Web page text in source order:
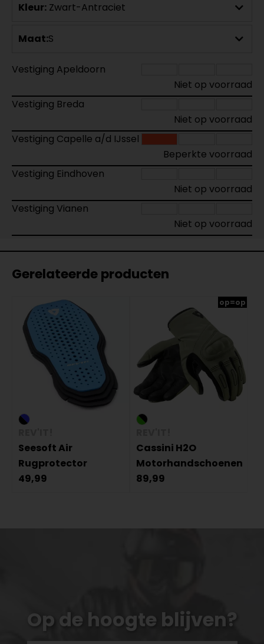
Kleur: Zwart-Antraciet
Maat:S
Vestiging Apeldoorn
Niet op voorraad
Vestiging Breda
Niet op voorraad
Vestiging Capelle a/d IJssel
Beperkte voorraad
Vestiging Eindhoven
Niet op voorraad
Vestiging Vianen
Niet op voorraad
Gerelateerde producten
Seesoft Air
Rugprotector
49,99
op=op
Cassini H2O
Motorhandschoenen
89,99
Op de hoogte blijven?